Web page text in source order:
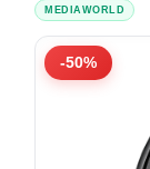
MEDIAWORLD
-50%